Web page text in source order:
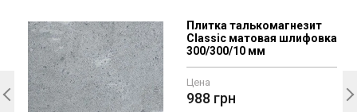
Плитка талькомагнезит
Сlassic матовая шлифовка
300/300/10 мм
Цена
988 грн